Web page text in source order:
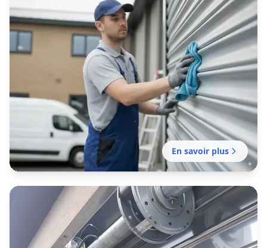
Entretien rideau métallique
Sarcelles
Contrat d'entretien préventif pour garantir le
bon fonctionnement de vos fermetures
métalliques. Mission sans délai.
En savoir plus
Motorisation rideau métallique
Sarcelles
Motorisation sans délai de votre rideau manuel
En savoir plus